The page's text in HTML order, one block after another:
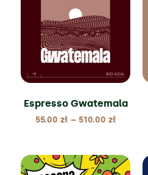
Espresso Gwatemala
55.00 zł – 510.00 zł